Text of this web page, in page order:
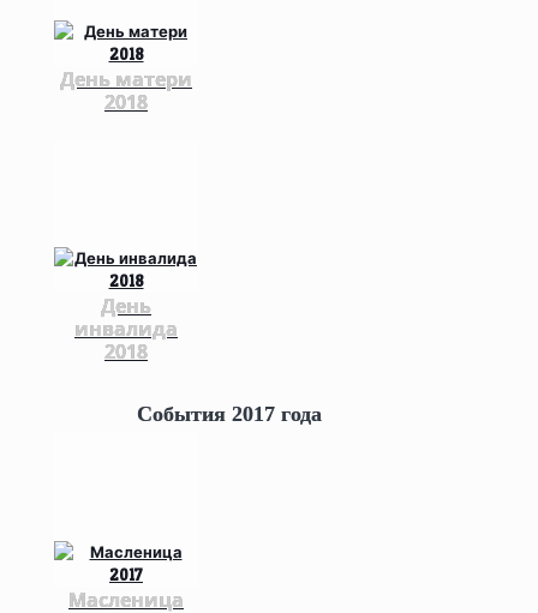
День матери
2018
День
инвалида
2018
События 2017 года
Масленица